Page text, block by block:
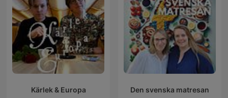
Kärlek & Europa Den svenska matresan